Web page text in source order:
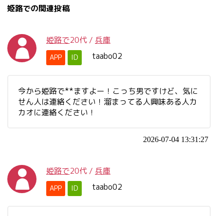
姫路での関連投稿
姫路で20代 / 兵庫
APP ID taabo02
今から姫路で**ますよー！こっち男ですけど、気に
せん人は連絡ください！溜まってる人興味ある人カ
カオに連絡ください！
2026-07-04 13:31:27
姫路で20代 / 兵庫
APP ID taabo02